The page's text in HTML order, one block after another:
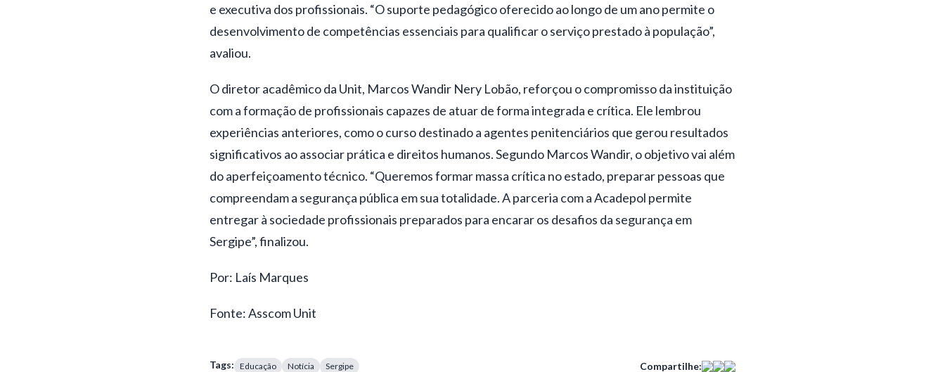
e executiva dos profissionais. “O suporte pedagógico oferecido ao longo de um ano permite o
desenvolvimento de competências essenciais para qualificar o serviço prestado à população”,
avaliou.
O diretor acadêmico da Unit, Marcos Wandir Nery Lobão, reforçou o compromisso da instituição
com a formação de profissionais capazes de atuar de forma integrada e crítica. Ele lembrou
experiências anteriores, como o curso destinado a agentes penitenciários que gerou resultados
significativos ao associar prática e direitos humanos. Segundo Marcos Wandir, o objetivo vai além
do aperfeiçoamento técnico. “Queremos formar massa crítica no estado, preparar pessoas que
compreendam a segurança pública em sua totalidade. A parceria com a Acadepol permite
entregar à sociedade profissionais preparados para encarar os desafios da segurança em
Sergipe”, finalizou.
Por: Laís Marques
Fonte: Asscom Unit
Tags: Educação Notícia Sergipe Compartilhe: